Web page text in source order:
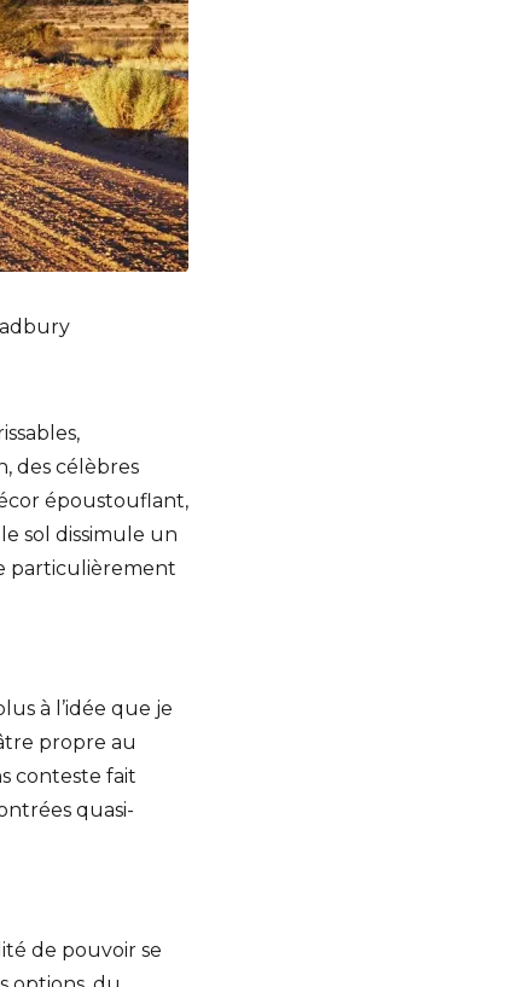
des célèbres
époustouflant,
sol dissimule un
particulièrement
à l’idée que je
propre au
conteste fait
quasi-
de pouvoir se